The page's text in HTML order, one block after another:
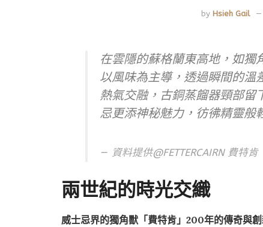
by Hsieh Gail
在雲隱的蘇格蘭東高地，如獨
以風味為主導，透過瞬間的溫
熱氣交融，古銅蒸餾器頸部留
忌更添神秘魅力，彷彿精靈般
資料提供@FETTERCAIRN費特肯
兩世紀的時光交織
威士忌界的獨角獸「費特肯」200年的傳奇與